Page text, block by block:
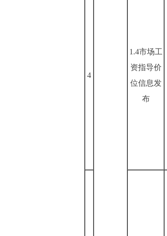
4
1.4市场工
资指导价
位信息发
布